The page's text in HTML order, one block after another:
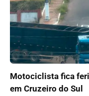
Motociclista fica
em Cruzeiro do Sul